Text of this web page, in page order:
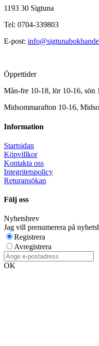
1193 30 Sigtuna
Tel: 0704-339803
E-post:
Öppettider
Mån-fre 10-18, lör 10-16, sön
Midsommarafton 10-16,
Information
Startsidan
Köpvillkor
Kontakta oss
Integritetspolicy
Returansökan
Följ oss
Nyhetsbrev
Jag vill prenumerera på
Registrera
Avregistrera
OK